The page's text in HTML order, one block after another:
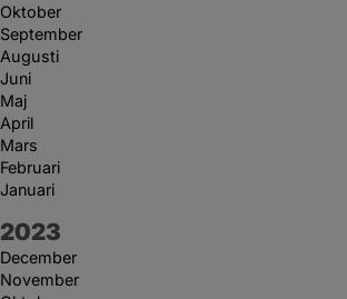
Oktober
September
Augusti
Juni
Maj
April
Mars
Februari
Januari
År:
2023
December
November